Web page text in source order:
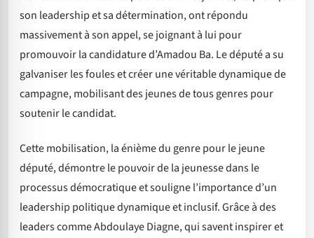
son leadership et sa détermination, ont répondu
massivement à son appel, se joignant à lui pour
promouvoir la candidature d’Amadou Ba. Le député a su
galvaniser les foules et créer une véritable dynamique de
campagne, mobilisant des jeunes de tous genres pour
soutenir le candidat.
Cette mobilisation, la énième du genre pour le jeune
député, démontre le pouvoir de la jeunesse dans le
processus démocratique et souligne l’importance d’un
leadership politique dynamique et inclusif. Grâce à des
leaders comme Abdoulaye Diagne, qui savent inspirer et